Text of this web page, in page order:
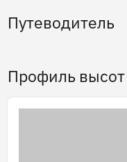
Путеводитель
Профиль высот